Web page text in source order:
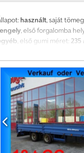
használt, saját
, első forgalomba
, első gumi méret: 235
Részben
tévedések és változtatások
részletek: ! Chedpfx